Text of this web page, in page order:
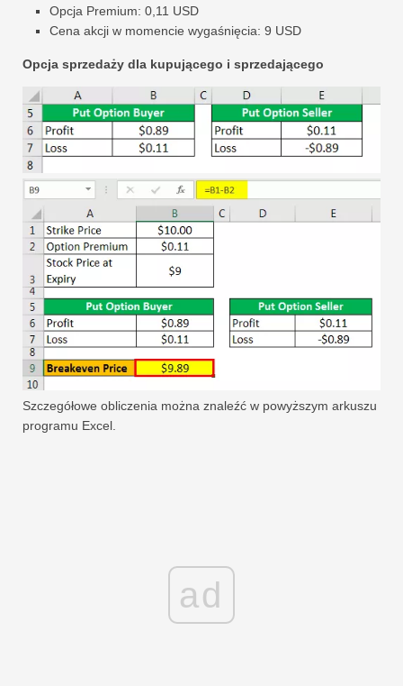
Opcja Premium: 0,11 USD
Cena akcji w momencie wygaśnięcia: 9 USD
Opcja sprzedaży dla kupującego i sprzedającego
Szczegółowe obliczenia można znaleźć w powyższym arkuszu
programu Excel.
ad